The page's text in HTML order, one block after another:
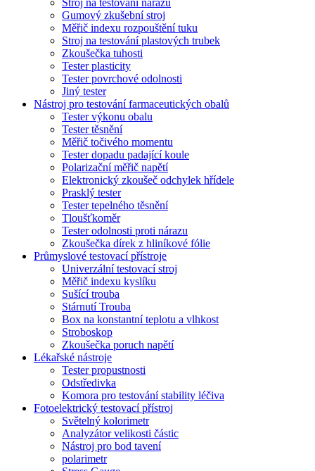
Gumový zkušební stroj
Měřič indexu rozpouštění tuku
Stroj na testování plastových trubek
Zkoušečka tuhosti
Tester plasticity
Tester povrchové odolnosti
Jiný tester
Nástroj pro testování farmaceutických obalů
Tester výkonu obalu
Tester těsnění
Měřič točivého momentu
Tester dopadu padající koule
Polarizační měřič napětí
Elektronický zkoušeč odchylek hřídele
Prasklý tester
Tester tepelného těsnění
Tloušťkoměr
Tester odolnosti proti nárazu
Zkoušečka dírek z hliníkové fólie
Průmyslové testovací přístroje
Univerzální testovací stroj
Měřič indexu kyslíku
Sušící trouba
Stárnutí Trouba
Box na konstantní teplotu a vlhkost
Stroboskop
Zkoušečka poruch napětí
Lékařské nástroje
Tester propustnosti
Odstředivka
Komora pro testování stability léčiva
Fotoelektrický testovací přístroj
Světelný kolorimetr
Analyzátor velikosti částic
Nástroj pro bod tavení
polarimetr